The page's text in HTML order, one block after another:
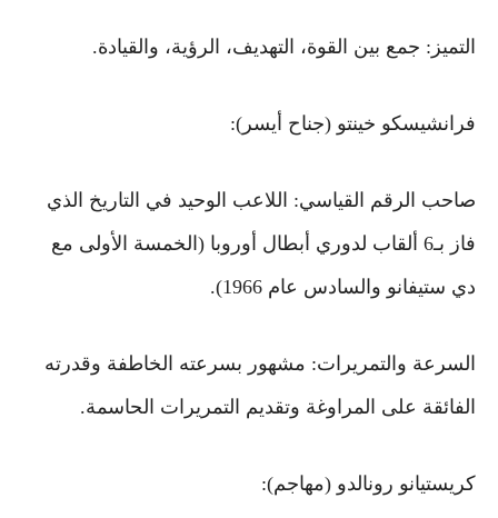
التميز: جمع بين القوة، التهديف، الرؤية، والقيادة.
فرانشيسكو خينتو (جناح أيسر):
صاحب الرقم القياسي: اللاعب الوحيد في التاريخ الذي
فاز بـ6 ألقاب لدوري أبطال أوروبا (الخمسة الأولى مع
دي ستيفانو والسادس عام 1966).
السرعة والتمريرات: مشهور بسرعته الخاطفة وقدرته
الفائقة على المراوغة وتقديم التمريرات الحاسمة.
كريستيانو رونالدو (مهاجم):